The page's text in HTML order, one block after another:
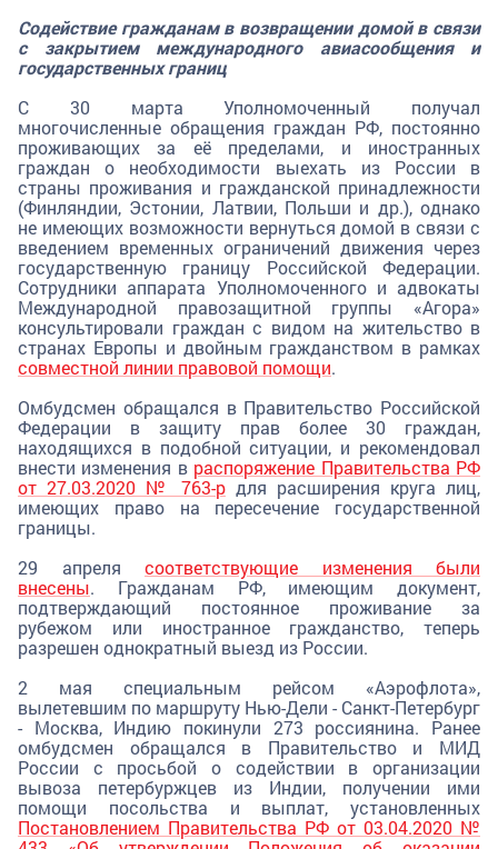
Содействие гражданам в возвращении домой в связи
с закрытием международного авиасообщения и
государственных границ
С 30 марта Уполномоченный получал
многочисленные обращения граждан РФ, постоянно
проживающих за её пределами, и иностранных
граждан о необходимости выехать из России в
страны проживания и гражданской принадлежности
(Финляндии, Эстонии, Латвии, Польши и др.), однако
не имеющих возможности вернуться домой в связи с
введением временных ограничений движения через
государственную границу Российской Федерации.
Сотрудники аппарата Уполномоченного и адвокаты
Международной правозащитной группы «Агора»
консультировали граждан с видом на жительство в
странах Европы и двойным гражданством в рамках
совместной линии правовой помощи.
Омбудсмен обращался в Правительство Российской
Федерации в защиту прав более 30 граждан,
находящихся в подобной ситуации, и рекомендовал
внести изменения в распоряжение Правительства РФ
от 27.03.2020 № 763-р для расширения круга лиц,
имеющих право на пересечение государственной
границы.
29 апреля соответствующие изменения были
внесены. Гражданам РФ, имеющим документ,
подтверждающий постоянное проживание за
рубежом или иностранное гражданство, теперь
разрешен однократный выезд из России.
2 мая специальным рейсом «Аэрофлота»,
вылетевшим по маршруту Нью-Дели - Санкт-Петербург
- Москва, Индию покинули 273 россиянина. Ранее
омбудсмен обращался в Правительство и МИД
России с просьбой о содействии в организации
вывоза петербуржцев из Индии, получении ими
помощи посольства и выплат, установленных
Постановлением Правительства РФ от 03.04.2020 №